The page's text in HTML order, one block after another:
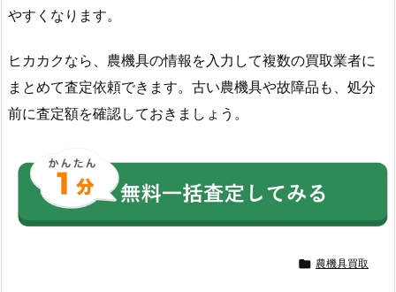
やすくなります。
ヒカカクなら、農機具の情報を入力して複数の買取業者に
まとめて査定依頼できます。古い農機具や故障品も、処分
前に査定額を確認しておきましょう。
 農機具買取